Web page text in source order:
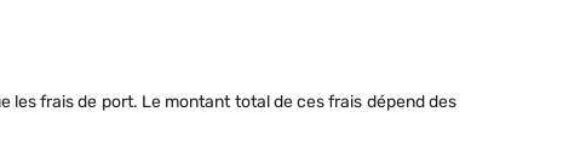
les frais de port. Le montant total de ces frais dépend des